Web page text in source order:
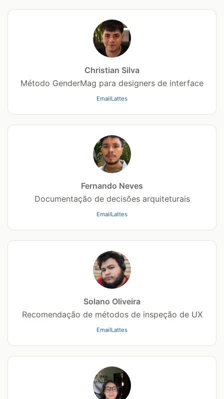
Christian Silva
Método GenderMag para designers de interface
EmailLattes
Fernando Neves
Documentação de decisões arquiteturais
EmailLattes
Solano Oliveira
Recomendação de métodos de inspeção de UX
EmailLattes